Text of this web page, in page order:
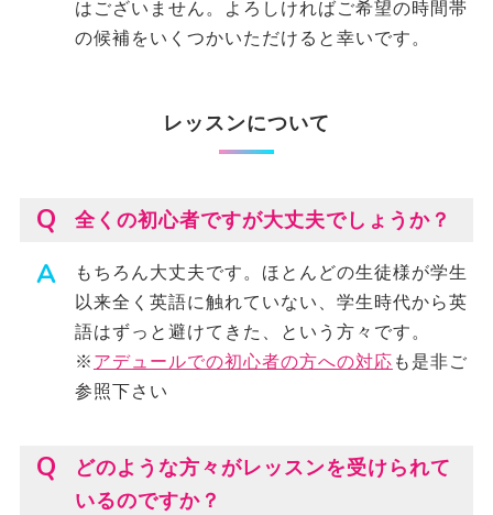
はございません。よろしければご希望の時間帯
の候補をいくつかいただけると幸いです。
レッスンについて
全くの初心者ですが大丈夫でしょうか？
もちろん大丈夫です。ほとんどの生徒様が学生
以来全く英語に触れていない、学生時代から英
語はずっと避けてきた、という方々です。
※アデュールでの初心者の方への対応も是非ご
参照下さい
どのような方々がレッスンを受けられて
いるのですか？